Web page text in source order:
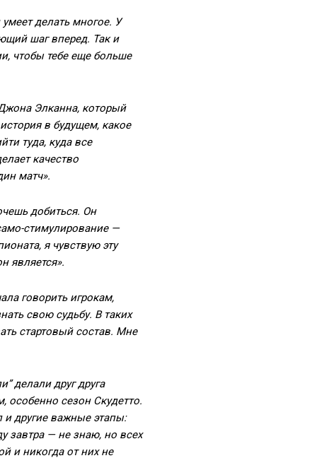
делать многое. У
шаг вперед. Так и
чтобы тебе еще больше
Элканна, который
в будущем, какое
туда, куда все
качество
матч».
добиться. Он
стимулирование —
я чувствую эту
является».
говорить игрокам,
свою судьбу. В таких
стартовый состав. Мне
делали друг друга
сезон Скудетто.
и другие важные этапы:
завтра — не знаю, но всех
и никогда от них не